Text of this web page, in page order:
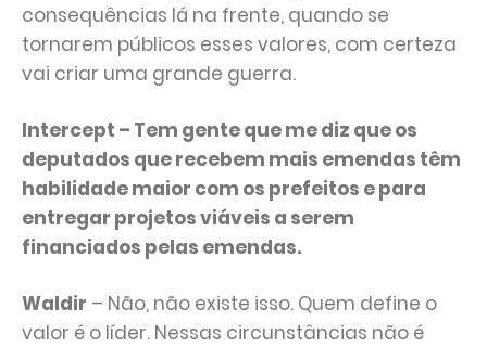
consequências lá na frente, quando se
tornarem públicos esses valores, com certeza
vai criar uma grande guerra.
Intercept – Tem gente que me diz que os
deputados que recebem mais emendas têm
habilidade maior com os prefeitos e para
entregar projetos viáveis a serem
financiados pelas emendas.
Waldir – Não, não existe isso. Quem define o
valor é o líder. Nessas circunstâncias não é